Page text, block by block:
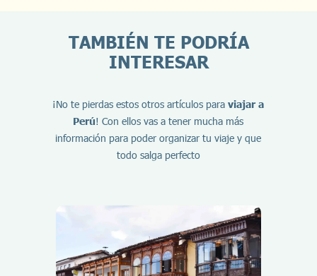
TAMBIÉN TE PODRÍA
INTERESAR
¡No te pierdas estos otros artículos paraviajar a
Perú! Con ellos vas a tener mucha más
información para poder organizar tu viaje y que
todo salga perfecto